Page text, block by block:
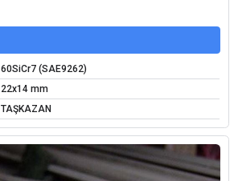
60SiCr7 (SAE9262)
22x14 mm
TAŞKAZAN